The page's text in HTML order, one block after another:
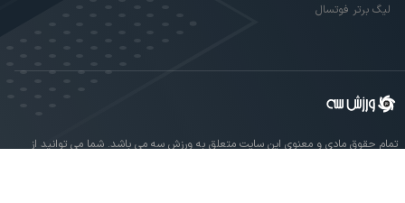
لیگ برتر فوتسال
تمام حقوق مادی و معنوی این سایت متعلق به ورزش سه می باشد. شما می توانید از